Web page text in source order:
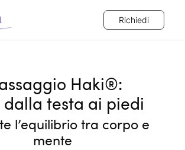
Richiedi
Haki®:
testa ai piedi
l’equilibrio tra corpo e
mente